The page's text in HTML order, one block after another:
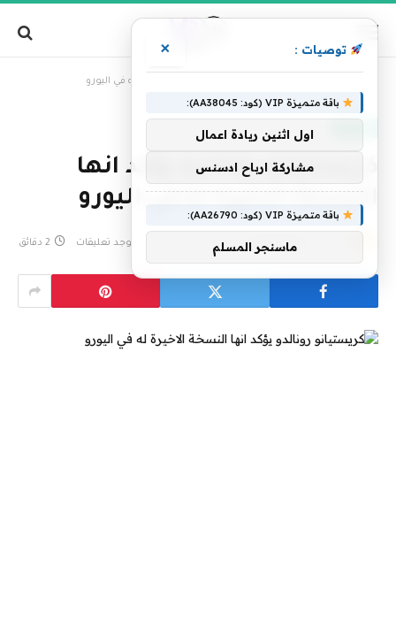
كريستيانو رونالدو يؤكد انها النسخة الاخيرة له في اليورو
كريستيانو رونالدو يؤكد انها
النسخة الاخيرة له في اليورو
فريق التحرير لا توجد تعليقات 2 دقائق
توصيات : ×
باقة متميزة VIP (كود: AA38045):
اول اثنين ريادة اعمال
مشاركة ارباح ادسنس
باقة متميزة VIP (كود: AA26790):
ماسنجر المسلم